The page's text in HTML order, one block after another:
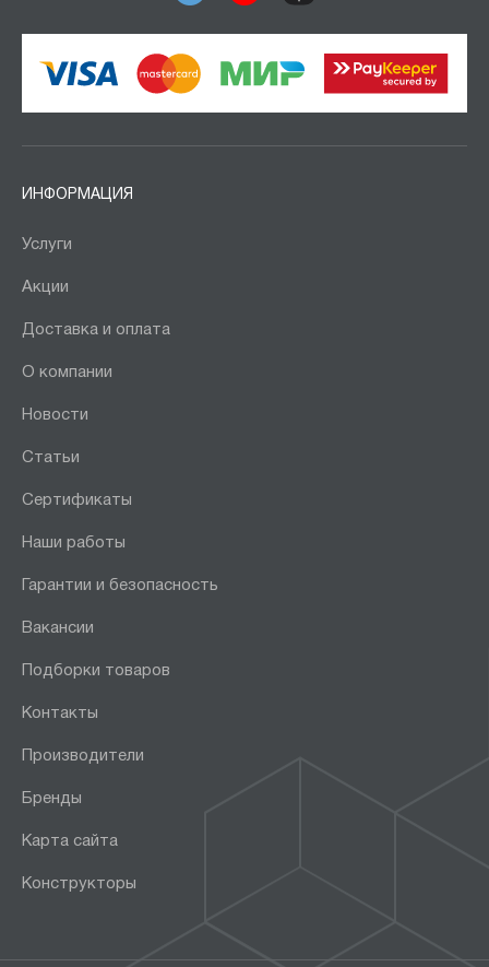
ИНФОРМАЦИЯ
Услуги
Акции
Доставка и оплата
О компании
Новости
Статьи
Сертификаты
Наши работы
Гарантии и безопасность
Вакансии
Подборки товаров
Контакты
Производители
Бренды
Карта сайта
Конструкторы